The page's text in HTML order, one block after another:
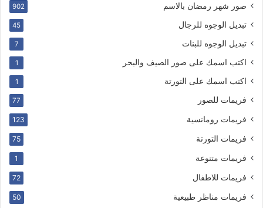
صور شهر رمضان بالاسم 902
تبديل الوجوه للرجال 45
تبديل الوجوه للبنات 7
اكتب اسمك على صور الصيف والبحر 1
اكتب اسمك على التورتة 1
فريمات للصور 77
فريمات رومانسية 123
فريمات التورتة 75
فريمات متنوعة 1
فريمات للاطفال 72
فريمات مناظر طبيعية 50